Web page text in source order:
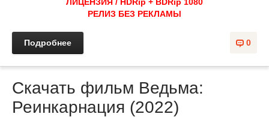
РЕЛИЗ БЕЗ РЕКЛАМЫ
0
Подробнее
Скачать фильм Ведьма:
Реинкарнация (2022)